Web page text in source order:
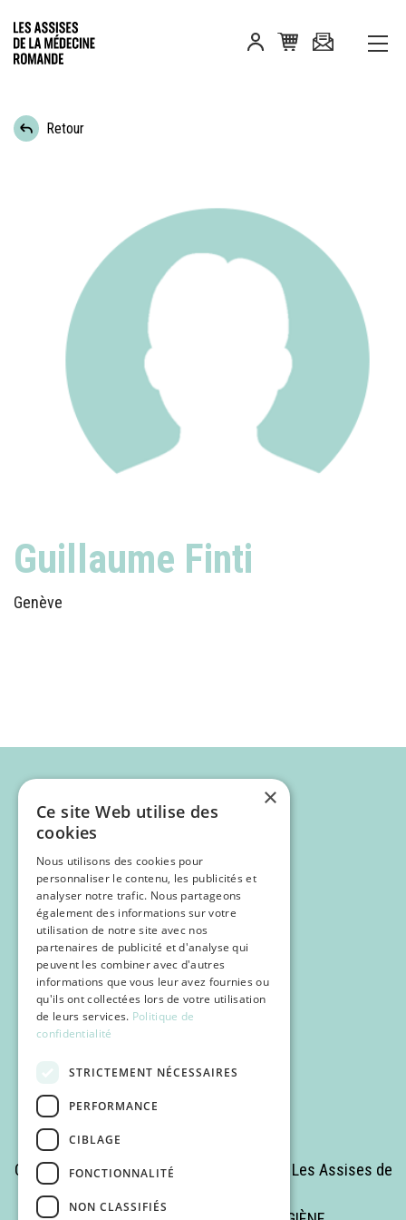
Retour
Guillaume Finti
Genève
Programme
Inscription
POCUS
Copyrights © 2025 Tous droits réservés - Les Assises de
×
Ce site Web utilise des
cookies
Nous utilisons des cookies pour
personnaliser le contenu, les publicités et
analyser notre trafic. Nous partageons
également des informations sur votre
utilisation de notre site avec nos
partenaires de publicité et d'analyse qui
peuvent les combiner avec d'autres
informations que vous leur avez fournies ou
qu'ils ont collectées lors de votre utilisation
de leurs services. Politique de
confidentialité
STRICTEMENT NÉCESSAIRES
PERFORMANCE
CIBLAGE
FONCTIONNALITÉ
NON CLASSIFIÉS